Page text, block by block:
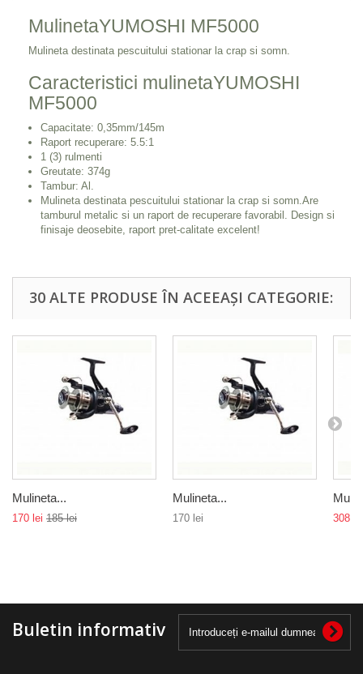
MulinetaYUMOSHI MF5000
Mulineta destinata pescuitului stationar la crap si somn.
Caracteristici mulinetaYUMOSHI
MF5000
Capacitate: 0,35mm/145m
Raport recuperare: 5.5:1
1 (3) rulmenti
Greutate: 374g
Tambur: Al.
Mulineta destinata pescuitului stationar la crap si somn.Are
tamburul metalic si un raport de recuperare favorabil. Design si
finisaje deosebite, raport pret-calitate excelent!
30 ALTE PRODUSE ÎN ACEEAȘI CATEGORIE:
Mulineta...
170 lei 185 lei
Mulineta...
170 lei 308 lei
Buletin informativ